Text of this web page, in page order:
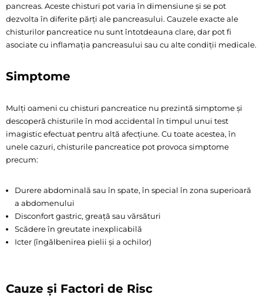
pancreas. Aceste chisturi pot varia în dimensiune și se pot
dezvolta în diferite părți ale pancreasului. Cauzele exacte ale
chisturilor pancreatice nu sunt întotdeauna clare, dar pot fi
asociate cu inflamația pancreasului sau cu alte condiții medicale.
Simptome
Mulți oameni cu chisturi pancreatice nu prezintă simptome și
descoperă chisturile în mod accidental în timpul unui test
imagistic efectuat pentru altă afecțiune. Cu toate acestea, în
unele cazuri, chisturile pancreatice pot provoca simptome
precum:
Durere abdominală sau în spate, în special în zona superioară
a abdomenului
Disconfort gastric, greață sau vărsături
Scădere în greutate inexplicabilă
Icter (îngălbenirea pielii și a ochilor)
Cauze și Factori de Risc